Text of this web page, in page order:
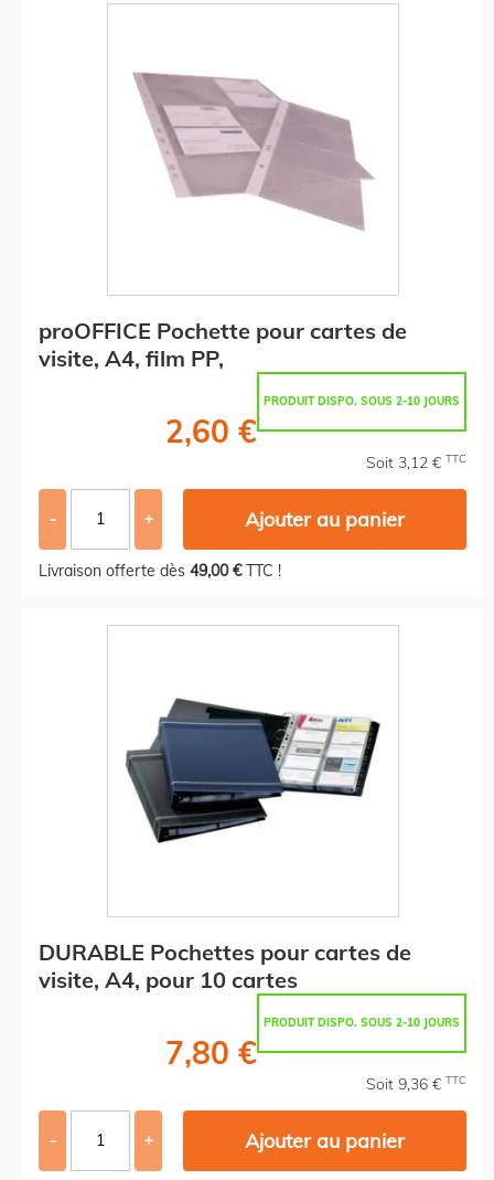
proOFFICE Pochette pour cartes de
visite, A4, film PP,
PRODUIT DISPO. SOUS 2-10 JOURS
2,60 €
Soit 3,12 € TTC
- + Ajouter au panier
Livraison offerte dès 49,00 €TTC !
DURABLE Pochettes pour cartes de
visite, A4, pour 10 cartes
PRODUIT DISPO. SOUS 2-10 JOURS
7,80 €
Soit 9,36 € TTC
- + Ajouter au panier